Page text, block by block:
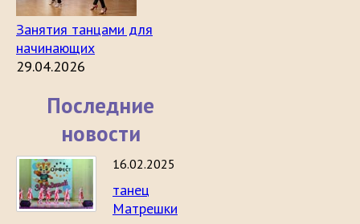
Занятия танцами для
начинающих
29.04.2026
Последние
новости
16.02.2025
танец
Матрешки